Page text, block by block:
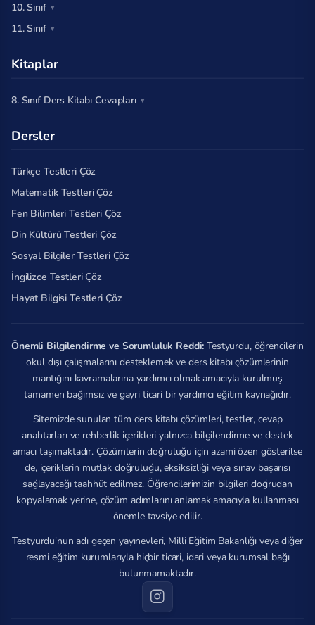
10. Sınıf
11. Sınıf
Kitaplar
8. Sınıf Ders Kitabı Cevapları
Dersler
Türkçe Testleri Çöz
Matematik Testleri Çöz
Fen Bilimleri Testleri Çöz
Din Kültürü Testleri Çöz
Sosyal Bilgiler Testleri Çöz
İngilizce Testleri Çöz
Hayat Bilgisi Testleri Çöz
Önemli Bilgilendirme ve Sorumluluk Reddi: Testyurdu, öğrencilerin
okul dışı çalışmalarını desteklemek ve ders kitabı çözümlerinin
mantığını kavramalarına yardımcı olmak amacıyla kurulmuş
tamamen bağımsız ve gayri ticari bir yardımcı eğitim kaynağıdır.
Sitemizde sunulan tüm ders kitabı çözümleri, testler, cevap
anahtarları ve rehberlik içerikleri yalnızca bilgilendirme ve destek
amacı taşımaktadır. Çözümlerin doğruluğu için azami özen gösterilse
de, içeriklerin mutlak doğruluğu, eksiksizliği veya sınav başarısı
sağlayacağı taahhüt edilmez. Öğrencilerimizin bilgileri doğrudan
kopyalamak yerine, çözüm adımlarını anlamak amacıyla kullanması
önemle tavsiye edilir.
Testyurdu'nun adı geçen yayınevleri, Milli Eğitim Bakanlığı veya diğer
resmi eğitim kurumlarıyla hiçbir ticari, idari veya kurumsal bağı
bulunmamaktadır.